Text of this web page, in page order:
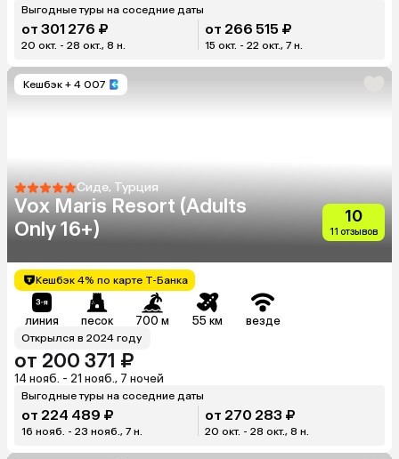
Выгодные туры на соседние даты
от 301 276 ₽
20 окт. - 28 окт., 8 н.
от 266 515 ₽
15 окт. - 22 окт., 7 н.
Кешбэк + 4 007
Сиде, Турция
Vox Maris Resort (Adults
Only 16+)
10
11 отзывов
Кешбэк 4% по карте Т-Банка
линия песок 700 м 55 км везде
Открылся в 2024 году
от 200 371 ₽
14 нояб. - 21 нояб., 7 ночей
Выгодные туры на соседние даты
от 224 489 ₽
16 нояб. - 23 нояб., 7 н.
от 270 283 ₽
20 окт. - 28 окт., 8 н.